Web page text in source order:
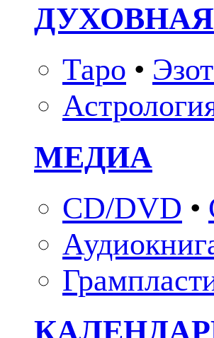
Таро •
МЕДИА
CD/DVD •